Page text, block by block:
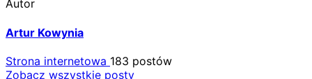
Autor
Artur Kowynia
Strona internetowa 183 postów
Zobacz wszystkie posty